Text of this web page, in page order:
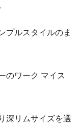
プルスタイルのま
のワーク マイス
深リムサイズを選